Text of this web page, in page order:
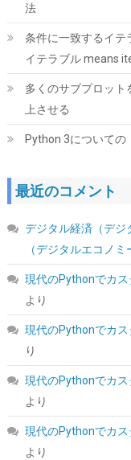
(546827)
こちら)
却ラジエーターフィン
アルミニウム 黒
(5422382 )
こちら )
法
条件に一致するイテ
イテラブル means
多くのサブプロッ
上させる
Python 3についての
最近のコメント
デジタル経済（デジ
（デジタルエコノ
現代のPythonでカ
より
現代のPythonでカ
り
現代のPythonでカ
より
現代のPythonでカ
より